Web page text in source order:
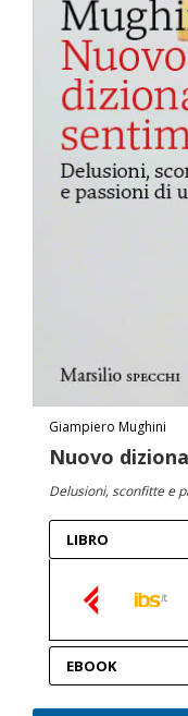
Giampiero Mughini
Nuovo
Delusioni, sconfitte e
LIBRO
EBOOK